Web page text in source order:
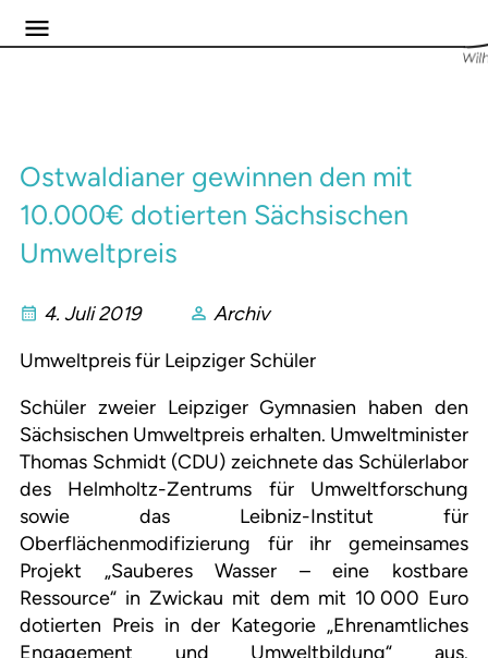
Ostwaldianer gewinnen den mit
10.000€ dotierten Sächsischen
Umweltpreis
4. Juli 2019
Archiv
Umweltpreis für Leipziger Schüler
Schüler zweier Leipziger Gymnasien haben den
Sächsischen Umweltpreis erhalten. Umweltminister
Thomas Schmidt (CDU) zeichnete das Schüler­labor
des Helmholtz-Zentrums für Umweltforschung
sowie das Leibniz-Institut für
Oberflächenmodifizierung für ihr gemeinsames
Projekt „Sauberes Wasser – eine kostbare
Ressource“ in Zwickau mit dem mit 10 000 Euro
dotierten Preis in der Kategorie „Ehrenamtliches
Engagement und Umweltbildung“ aus.